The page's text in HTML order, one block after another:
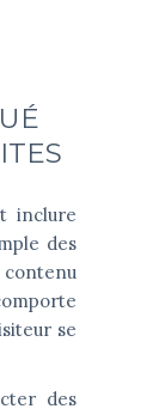
inclure
des
se
des